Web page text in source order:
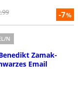
-7%
N
Zamak-
Email